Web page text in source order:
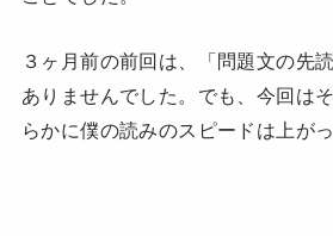
３ヶ月前の前回は、「問題文の先
ありませんでした。でも、今回は
らかに僕の読みのスピードは上が